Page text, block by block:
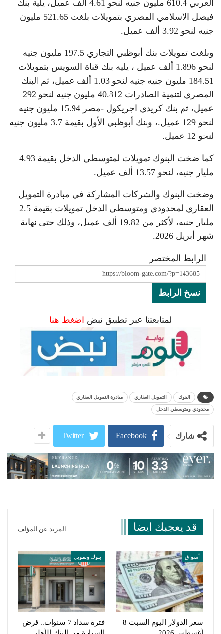
العربي 610.4 مليون جنيه لنحو 4.61 ألف عميل، يلية بنك
فيصل الاسلامي المصري بتمويلات بلغت 521.65 مليون
جنيه لنحو 3.92 ألف عميل.
وبلغت تمويلات بنك أبوظبي التجاري 197.5 مليون جنيه
لنحو 1.896 ألف عميل ، يليه بنك قناة السويس بتمويلات
184.51 مليون جنيه جنيه لنحو 1.03 ألف عميل، ثم البنك
المصري لتنمية الصادرات 40.812 مليون جنيه لنحو 292
عميل، ثم بنك كريدي اجريكول -مصر 15.94 مليون جنيه
لنحو 129 عميل.، وبنك أبوظبي الأول بقيمة 3.7 مليون جنيه
لنحو 12 عميل.
كما ضخت البنوك تمويلات لمتوسطي الدخل بقيمة 4.93
مليار جنيه، لنحو 13.57 ألف عميل.
وضخت البنوك والشركات المشاركة في مبادرة التمويل
العقاري لمحدودي ومتوسطي الدخل تمويلات بقيمة 2.5
مليار جنيه، لأكثر من 19.82 ألف عميل، وذلك حتى نهاية
شهر أبريل 2026.
الرابط المختصر
نسخ الرابط
لمتابعتنا عبر تطبيق نبض اضغط هنا
البنوك التمويل العقاري مبادرة التمويل العقاري
محدودي ومتوسطي الدخل
شارك Facebook
Twitter
قد يعجبك ايضا المزيد عن المؤلف
أسواق
سعر الدولار اليوم السبت 8
بنوك وتمويل
فترة سداد 7 سنوات.. قرض